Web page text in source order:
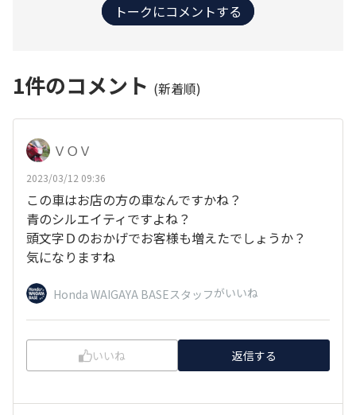
トークにコメントする
1件のコメント (新着順)
ＶＯＶ
2023/03/12 09:36
この車はお店の方の車なんですかね？
青のシルエイティですよね？
頭文字Ｄのおかげでお客様も増えたでしょうか？
気になりますね
Honda WAIGAYA BASEスタッフがいいね
いいね 返信する